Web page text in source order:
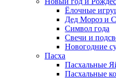
Ёлочные
Дед Мороз и
Символ года
Свечи и
Новогодние
Пасха
Пасхальные
Пасхальные